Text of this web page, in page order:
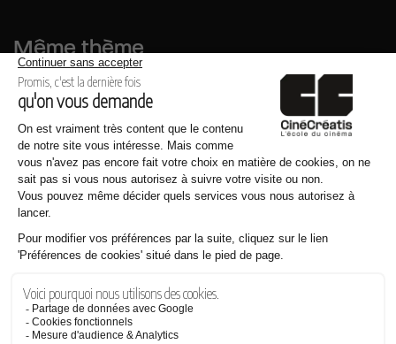
Même thème
Pourquoi les films de Steven Spielberg nous touchent autant